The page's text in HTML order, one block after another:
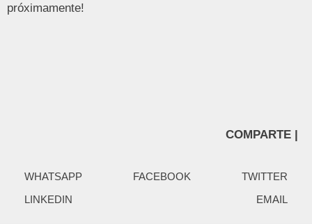
próximamente!
COMPARTE |
WHATSAPP FACEBOOK
TWITTER
LINKEDIN
EMAIL